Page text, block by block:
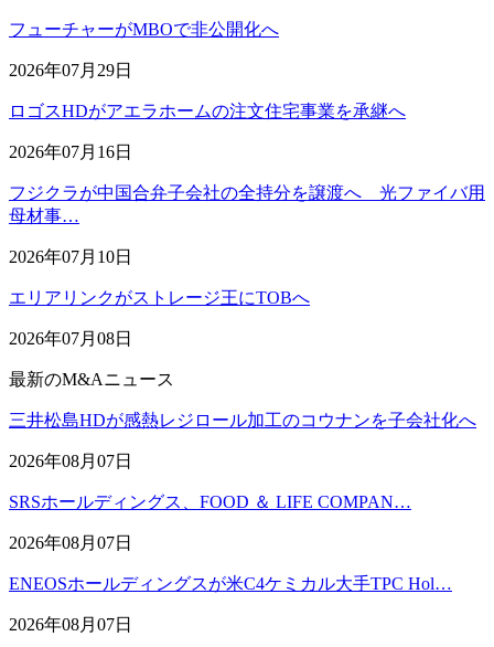
フューチャーがMBOで非公開化へ
2026年07月29日
ロゴスHDがアエラホームの注文住宅事業を承継へ
2026年07月16日
フジクラが中国合弁子会社の全持分を譲渡へ 光ファイバ用
母材事…
2026年07月10日
エリアリンクがストレージ王にTOBへ
2026年07月08日
最新のM&Aニュース
三井松島HDが感熱レジロール加工のコウナンを子会社化へ
2026年08月07日
SRSホールディングス、FOOD ＆ LIFE COMPAN…
2026年08月07日
ENEOSホールディングスが米C4ケミカル大手TPC Hol…
2026年08月07日